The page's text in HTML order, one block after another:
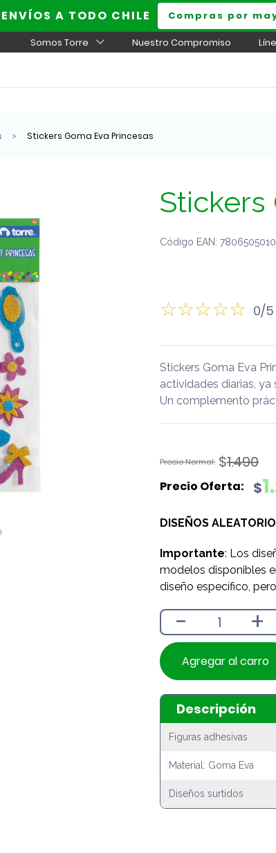
ENVÍOS A TODO CHILE Compras por
Somos Torre Nuestro Compromiso
Stickers Goma Eva Princesas
Stickers
Código EAN:
0/5
Stickers Goma Eva
actividades diarias,
Un complemento
$1.490
El
original
$1.490.
$
El
actual
$1.290.
DISEÑOS
Importante: Los
modelos disponibles
diseño específico,
- +
Agregar al carro
Descripción
Figuras adhesivas
Material: Goma Eva
Diseños surtidos